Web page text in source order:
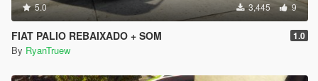
5.0 3,445 9
FIAT PALIO REBAIXADO + SOM 1.0
By RyanTruew